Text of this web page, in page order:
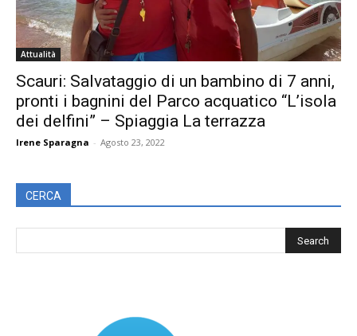
Attualità
Scauri: Salvataggio di un bambino di 7 anni,
pronti i bagnini del Parco acquatico “L’isola
dei delfini” – Spiaggia La terrazza
Irene Sparagna - Agosto 23, 2022
CERCA